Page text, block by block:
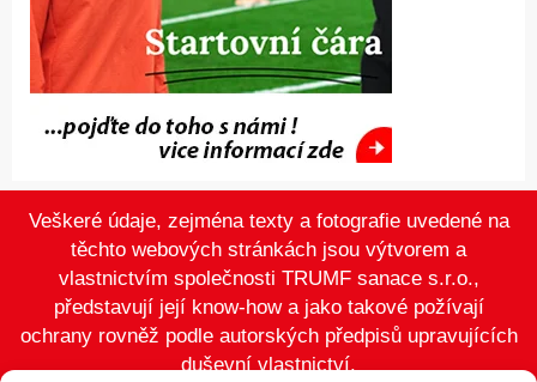
Veškeré údaje, zejména texty a fotografie uvedené na
těchto webových stránkách jsou výtvorem a
vlastnictvím společnosti TRUMF sanace s.r.o.,
představují její know-how a jako takové požívají
ochrany rovněž podle autorských předpisů upravujících
duševní vlastnictví.